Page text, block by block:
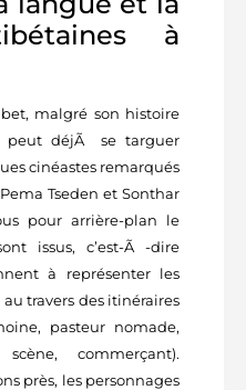
à
malgré son histoire
peut déjÃ se targuer
cinéastes remarqués
Tseden et Sonthar
pour arrière-plan le
issus, c’est-Ã -dire
à représenter les
travers des itinéraires
pasteur nomade,
commerçant).
près, les personnages